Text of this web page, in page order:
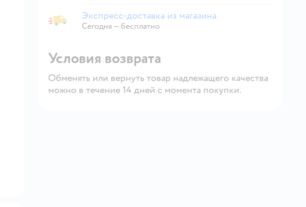
Экспресс-доставка из магазина
Экспресс-доставка из магазина
Сегодня—бесплатно
Условия возврата
Обменять или вернуть товар надлежащего качества
можно в течение 14 дней с момента покупки.